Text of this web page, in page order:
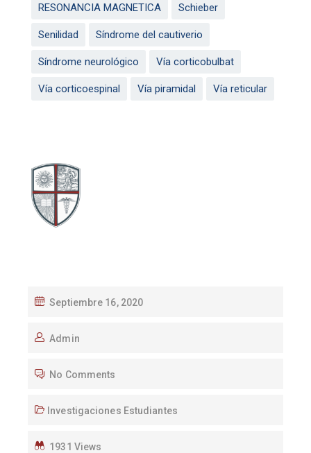
RESONANCIA MAGNETICA Schieber
Senilidad Síndrome del cautiverio
Síndrome neurológico Vía corticobulbat
Vía corticoespinal Vía piramidal Vía reticular
Septiembre 16, 2020
Admin
No Comments
Investigaciones Estudiantes
1931 Views